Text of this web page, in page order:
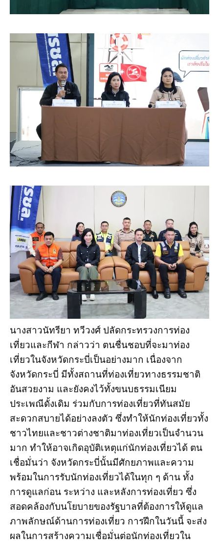
นางสาวนัทรียา ทวีวงศ์ ปลัดกระทรวงการท่อง
เที่ยวและกีฬา กล่าวว่า ตนชื่นชอบที่จะมาท่อง
เที่ยวในจังหวัดกระบี่เป็นอย่างมาก เนื่องจาก
จังหวัดกระบี่ มีทั้งสถานที่ท่องเที่ยวทางธรรมชาติ
อันสวยงาม และยังคงไว้ทั้งขนบธรรมเนียม
ประเพณีดั้งเดิม ร่วมกับการท่องเที่ยวที่ทันสมัย
สะดวกสบายได้อย่างลงตัว ซึ่งทำให้นักท่องเที่ยวทั้ง
ชาวไทยและชาวต่างชาติมาท่องเที่ยวเป็นจำนวน
มาก ทำให้อาจเกิดอุบัติเหตุแก่นักท่องเที่ยวได้ ตน
เชื่อมั่นว่า จังหวัดกระบี่นั้นมีศักยภาพและความ
พร้อมในการรับนักท่องเที่ยวได้ในทุก ๆ ด้าน ทั้ง
การดูแลก่อน ระหว่าง และหลังการท่องเที่ยว ซึ่ง
สอดคล้องกับนโยบายของรัฐบาลที่ต้องการให้ดูแล
ภาพลักษณ์ด้านการท่องเที่ยว การฝึกในวันนี้ จะส่ง
ผลในการสร้างความเชื่อมั่นต่อนักท่องเที่ยวใน